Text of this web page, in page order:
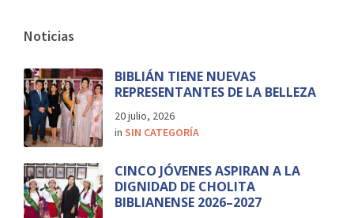
Noticias
BIBLIÁN TIENE NUEVAS
REPRESENTANTES DE LA BELLEZA
20 julio, 2026
in SIN CATEGORÍA
CINCO JÓVENES ASPIRAN A LA
DIGNIDAD DE CHOLITA
BIBLIANENSE 2026–2027